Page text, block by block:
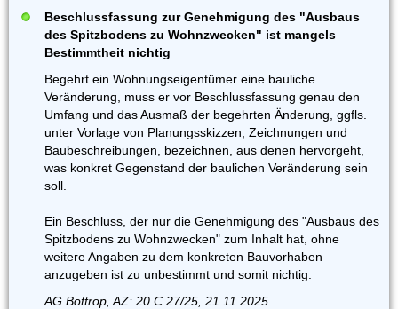
Beschlussfassung zur Genehmigung des "Ausbaus
des Spitzbodens zu Wohnzwecken" ist mangels
Bestimmtheit nichtig
Begehrt ein Wohnungseigentümer eine bauliche
Veränderung, muss er vor Beschlussfassung genau den
Umfang und das Ausmaß der begehrten Änderung, ggfls.
unter Vorlage von Planungsskizzen, Zeichnungen und
Baubeschreibungen, bezeichnen, aus denen hervorgeht,
was konkret Gegenstand der baulichen Veränderung sein
soll.
Ein Beschluss, der nur die Genehmigung des "Ausbaus des
Spitzbodens zu Wohnzwecken" zum Inhalt hat, ohne
weitere Angaben zu dem konkreten Bauvorhaben
anzugeben ist zu unbestimmt und somit nichtig.
AG Bottrop, AZ: 20 C 27/25, 21.11.2025